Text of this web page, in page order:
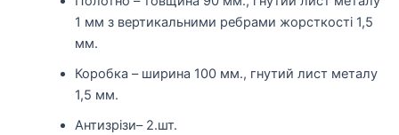
1 мм з вертикальними ребрами жорсткості 1,5
мм.
Коробка – ширина 100 мм., гнутий лист металу
1,5 мм.
Антизрізи– 2.шт.